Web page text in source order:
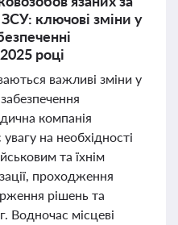
ключові зміни у
році
важливі зміни у
компанія
на необхідності
та їхнім
проходження
рішень та
Водночас місцеві